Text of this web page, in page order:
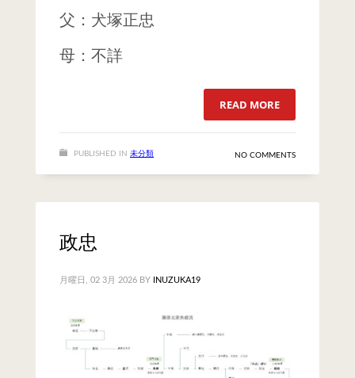
父：犬塚正忠
​母：不詳
READ MORE
PUBLISHED IN 未分類 NO COMMENTS
政忠
月曜日, 02 3月 2026 BY INUZUKA19